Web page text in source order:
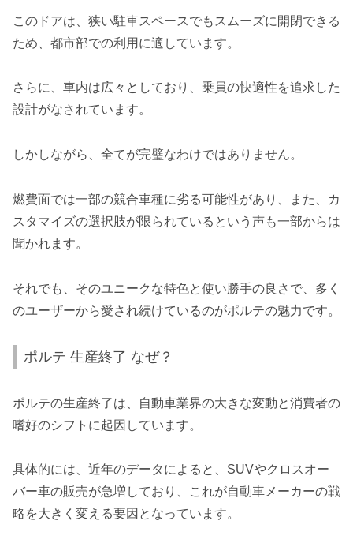
このドアは、狭い駐車スペースでもスムーズに開閉できる
ため、都市部での利用に適しています。
さらに、車内は広々としており、乗員の快適性を追求した
設計がなされています。
しかしながら、全てが完璧なわけではありません。
燃費面では一部の競合車種に劣る可能性があり、また、カ
スタマイズの選択肢が限られているという声も一部からは
聞かれます。
それでも、そのユニークな特色と使い勝手の良さで、多く
のユーザーから愛され続けているのがポルテの魅力です。
ポルテ 生産終了 なぜ？
ポルテの生産終了は、自動車業界の大きな変動と消費者の
嗜好のシフトに起因しています。
具体的には、近年のデータによると、SUVやクロスオー
バー車の販売が急増しており、これが自動車メーカーの戦
略を大きく変える要因となっています。